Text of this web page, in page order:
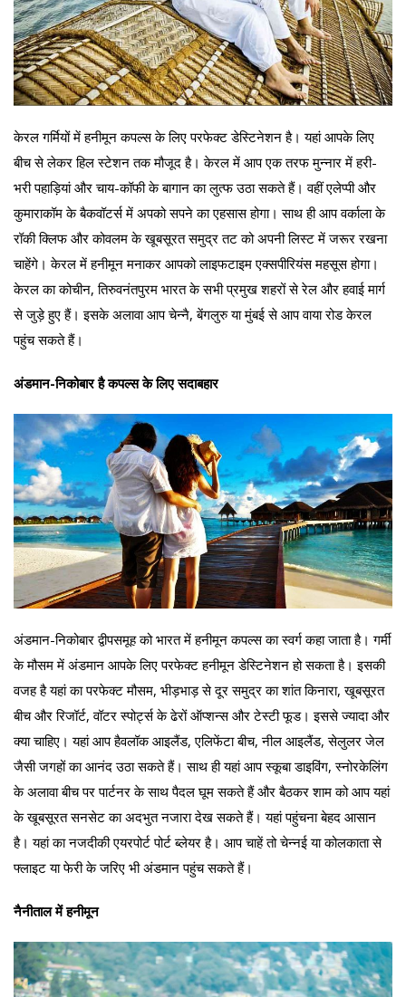
केरल गर्मियों में हनीमून कपल्स के लिए परफेक्ट डेस्टिनेशन है। यहां आपके लिए
बीच से लेकर हिल स्टेशन तक मौजूद है। केरल में आप एक तरफ मुन्नार में हरी-
भरी पहाड़ियां और चाय-कॉफी के बागान का लुत्फ उठा सकते हैं। वहीं एलेप्पी और
कुमाराकॉम के बैकवॉटर्स में अपको सपने का एहसास होगा। साथ ही आप वर्काला के
रॉकी क्लिफ और कोवलम के खूबसूरत समुद्र तट को अपनी लिस्ट में जरूर रखना
चाहेंगे। केरल में हनीमून मनाकर आपको लाइफटाइम एक्सपीरियंस महसूस होगा।
केरल का कोचीन, तिरुवनंतपुरम भारत के सभी प्रमुख शहरों से रेल और हवाई मार्ग
से जुड़े हुए हैं। इसके अलावा आप चेन्नै, बेंगलुरु या मुंबई से आप वाया रोड केरल
पहुंच सकते हैं।
अंडमान-निकोबार है कपल्स के लिए सदाबहार
अंडमान-निकोबार द्वीपसमूह को भारत में हनीमून कपल्स का स्वर्ग कहा जाता है। गर्मी
के मौसम में अंडमान आपके लिए परफेक्ट हनीमून डेस्टिनेशन हो सकता है। इसकी
वजह है यहां का परफेक्ट मौसम, भीड़भाड़ से दूर समुद्र का शांत किनारा, खूबसूरत
बीच और रिजॉर्ट, वॉटर स्पोर्ट्स के ढेरों ऑप्शन्स और टेस्टी फूड। इससे ज्यादा और
क्या चाहिए। यहां आप हैवलॉक आइलैंड, एलिफेंटा बीच, नील आइलैंड, सेलुलर जेल
जैसी जगहों का आनंद उठा सकते हैं। साथ ही यहां आप स्कूबा डाइविंग, स्नोरकेलिंग
के अलावा बीच पर पार्टनर के साथ पैदल घूम सकते हैं और बैठकर शाम को आप यहां
के खूबसूरत सनसेट का अदभुत नजारा देख सकते हैं। यहां पहुंचना बेहद आसान
है। यहां का नजदीकी एयरपोर्ट पोर्ट ब्लेयर है। आप चाहें तो चेन्नई या कोलकाता से
फ्लाइट या फेरी के जरिए भी अंडमान पहुंच सकते हैं।
नैनीताल में हनीमून